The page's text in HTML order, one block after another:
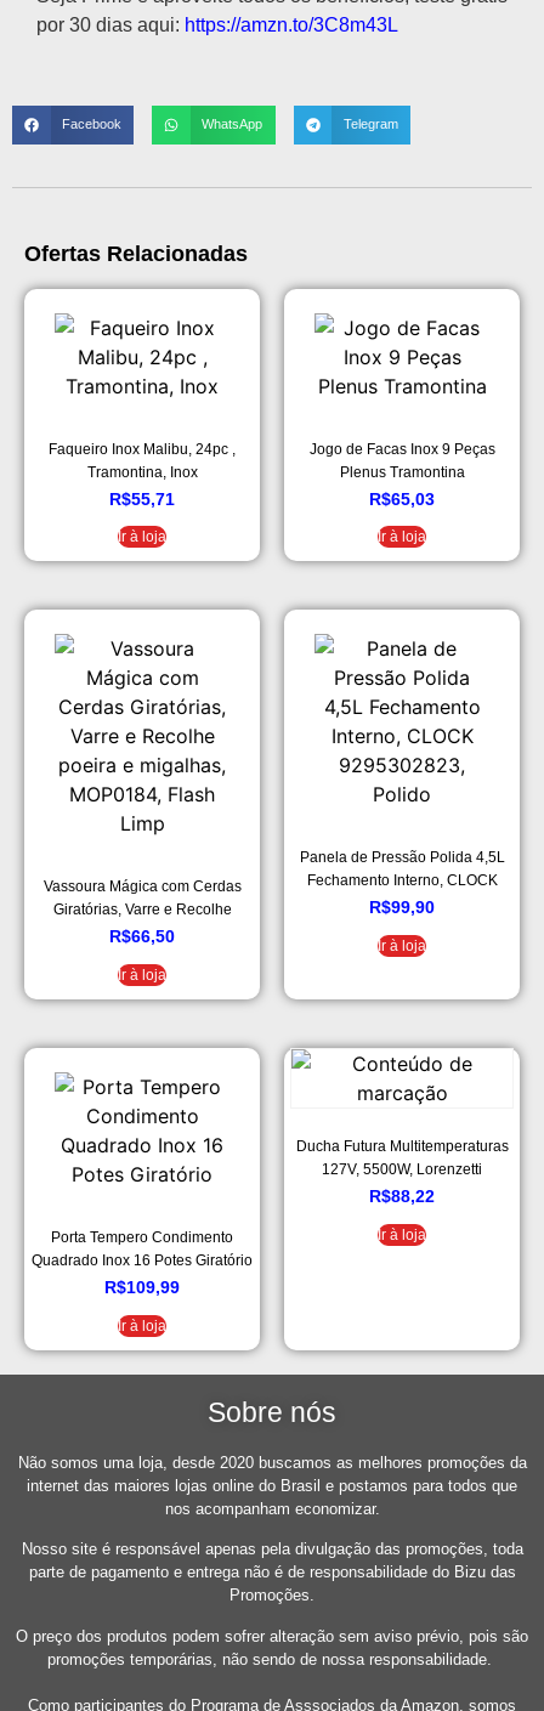
por 30 dias aqui: https://amzn.to/3C8m43L
Facebook WhatsApp Telegram
Ofertas Relacionadas
Faqueiro Inox Malibu, 24pc ,
Tramontina, Inox
R$55,71
Ir à loja
Jogo de Facas Inox 9 Peças
Plenus Tramontina
R$65,03
Ir à loja
Vassoura Mágica com Cerdas
Giratórias, Varre e Recolhe
poeira e migalhas, MOP0184,
R$66,50
Ir à loja
Panela de Pressão Polida 4,5L
Fechamento Interno, CLOCK
9295302823, Polido
R$99,90
Ir à loja
Porta Tempero Condimento
Quadrado Inox 16 Potes Giratório
R$109,99
Ir à loja
Ducha Futura Multitemperaturas
127V, 5500W, Lorenzetti
7531280, Branco
R$88,22
Ir à loja
Sobre nós
Não somos uma loja, desde 2020 buscamos as melhores promoções da
internet das maiores lojas online do Brasil e postamos para todos que
nos acompanham economizar.
Nosso site é responsável apenas pela divulgação das promoções, toda
parte de pagamento e entrega não é de responsabilidade do Bizu das
Promoções.
O preço dos produtos podem sofrer alteração sem aviso prévio, pois são
promoções temporárias, não sendo de nossa responsabilidade.
Como participantes do Programa de Asssociados da Amazon, somos